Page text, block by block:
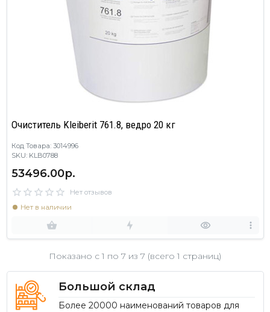
Очиститель Kleiberit 761.8, ведро 20 кг
Код Товара: 3014996
SKU: KLB0788
53496.00р.
Нет отзывов
Нет в наличии
Показано с 1 по 7 из 7 (всего 1 страниц)
Большой склад
Более 20000 наименований товаров для